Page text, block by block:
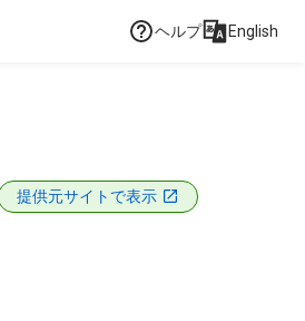
ヘルプ English
提供元サイトで表示